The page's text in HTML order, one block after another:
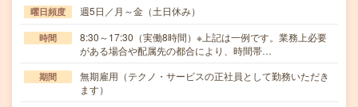
曜日頻度 週5日／月～金（土日休み）
時間
8:30～17:30（実働8時間）※上記は一例です。業務上必要
がある場合や配属先の都合により、時間帯…
期間
無期雇用（テクノ・サービスの正社員として勤務いただき
ます）